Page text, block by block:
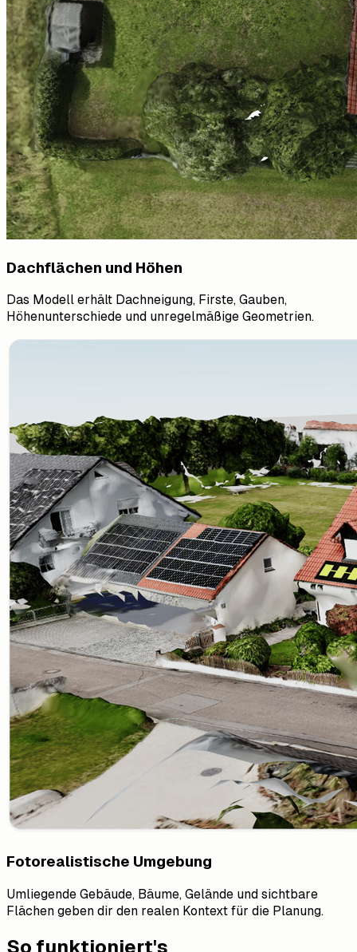
Dachflächen und Höhen
Das Modell erhält Dachneigung, Firste, Gauben,
Höhenunterschiede und unregelmäßige Geometrien.
Fotorealistische Umgebung
Umliegende Gebäude, Bäume, Gelände und sichtbare
Flächen geben dir den realen Kontext für die Planung.
So funktioniert's